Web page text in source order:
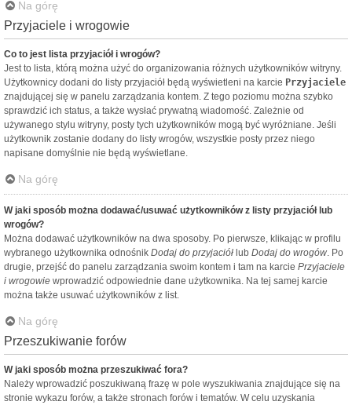
Na górę
Przyjaciele i wrogowie
Co to jest lista przyjaciół i wrogów?
Jest to lista, którą można użyć do organizowania różnych użytkowników witryny.
Użytkownicy dodani do listy przyjaciół będą wyświetleni na karcie Przyjaciele
znajdującej się w panelu zarządzania kontem. Z tego poziomu można szybko
sprawdzić ich status, a także wysłać prywatną wiadomość. Zależnie od
używanego stylu witryny, posty tych użytkowników mogą być wyróżniane. Jeśli
użytkownik zostanie dodany do listy wrogów, wszystkie posty przez niego
napisane domyślnie nie będą wyświetlane.
Na górę
W jaki sposób można dodawać/usuwać użytkowników z listy przyjaciół lub
wrogów?
Można dodawać użytkowników na dwa sposoby. Po pierwsze, klikając w profilu
wybranego użytkownika odnośnik Dodaj do przyjaciół lub Dodaj do wrogów. Po
drugie, przejść do panelu zarządzania swoim kontem i tam na karcie Przyjaciele
i wrogowie wprowadzić odpowiednie dane użytkownika. Na tej samej karcie
można także usuwać użytkowników z list.
Na górę
Przeszukiwanie forów
W jaki sposób można przeszukiwać fora?
Należy wprowadzić poszukiwaną frazę w pole wyszukiwania znajdujące się na
stronie wykazu forów, a także stronach forów i tematów. W celu uzyskania